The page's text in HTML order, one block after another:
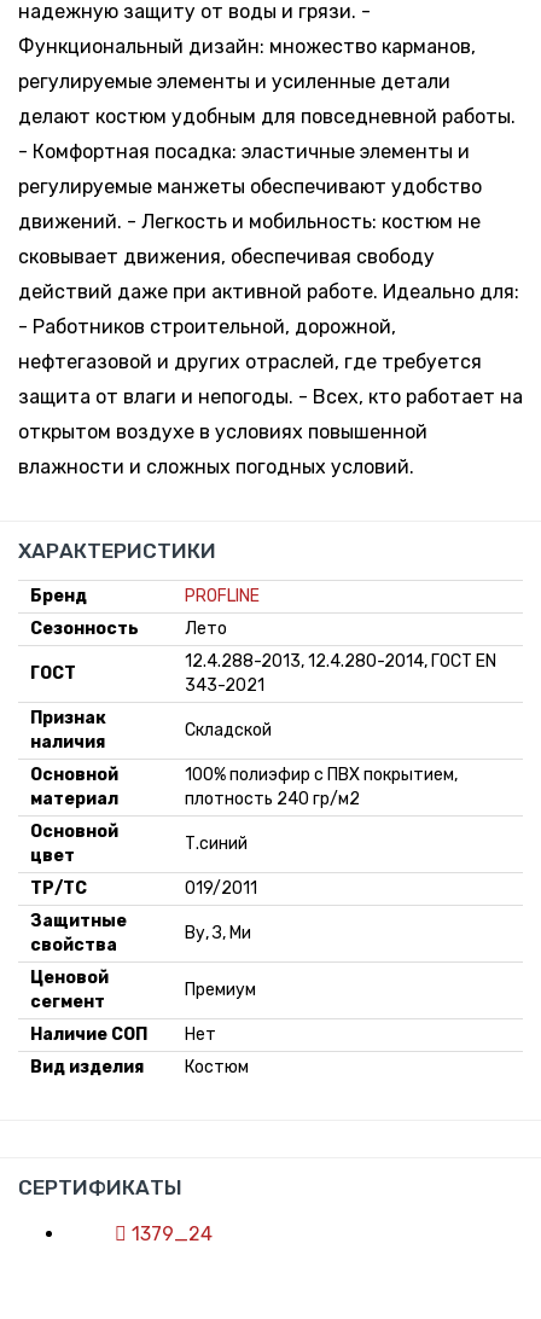
надежную защиту от воды и грязи. -
Функциональный дизайн: множество карманов,
регулируемые элементы и усиленные детали
делают костюм удобным для повседневной работы.
- Комфортная посадка: эластичные элементы и
регулируемые манжеты обеспечивают удобство
движений. - Легкость и мобильность: костюм не
сковывает движения, обеспечивая свободу
действий даже при активной работе. Идеально для:
- Работников строительной, дорожной,
нефтегазовой и других отраслей, где требуется
защита от влаги и непогоды. - Всех, кто работает на
открытом воздухе в условиях повышенной
влажности и сложных погодных условий.
ХАРАКТЕРИСТИКИ
Бренд
PROFLINE
Сезонность
Лето
ГОСТ
12.4.288-2013, 12.4.280-2014, ГОСТ EN
343-2021
Признак
наличия
Складской
Основной
материал
100% полиэфир с ПВХ покрытием,
плотность 240 гр/м2
Основной
цвет
Т.синий
ТР/ТС
019/2011
Защитные
свойства
Ву, З, Ми
Ценовой
сегмент
Премиум
Наличие СОП
Нет
Вид изделия
Костюм
СЕРТИФИКАТЫ
1379_24